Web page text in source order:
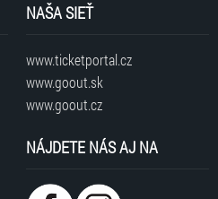
NAŠA SIEŤ
www.ticketportal.cz
www.goout.sk
www.goout.cz
NÁJDETE NÁS AJ NA